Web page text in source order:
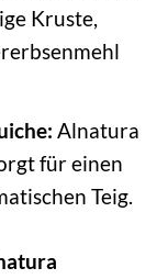
Kruste,
Alnatura
für einen
Teig.